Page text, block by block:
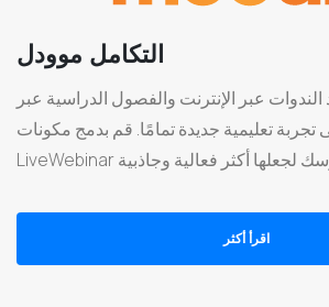
التكامل موودل
الندوات عبر الإنترنت والفصول الدراسية عبر
تجربة تعليمية جديدة تمامًا. قم بدمج مكونات
اقرأ أكثر